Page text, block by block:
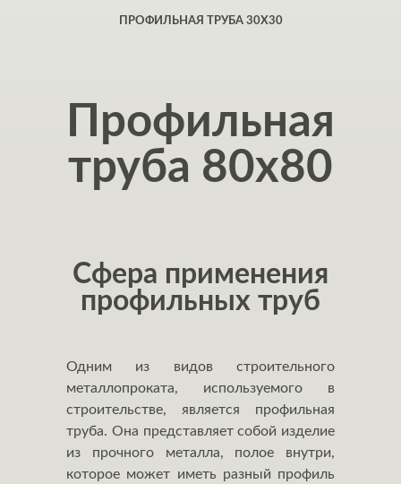
ПРОФИЛЬНАЯ ТРУБА 30Х30
Профильная
труба 80x80
Сфера применения
профильных труб
Одним из видов строительного
металлопроката, используемого в
строительстве, является профильная
труба. Она представляет собой изделие
из прочного металла, полое внутри,
которое может иметь разный профиль